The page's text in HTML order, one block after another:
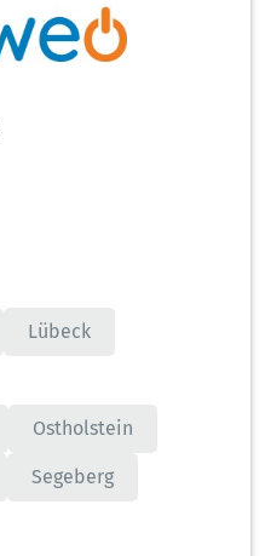
Lübeck
Ostholstein
Segeberg